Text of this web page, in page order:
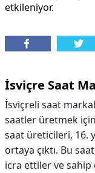
etkileniyor.
İsviçre Saat
İsviçreli saat
saatler üretmek
saat üreticileri, 16.
ortaya çıktı. Bu
icra ettiler ve